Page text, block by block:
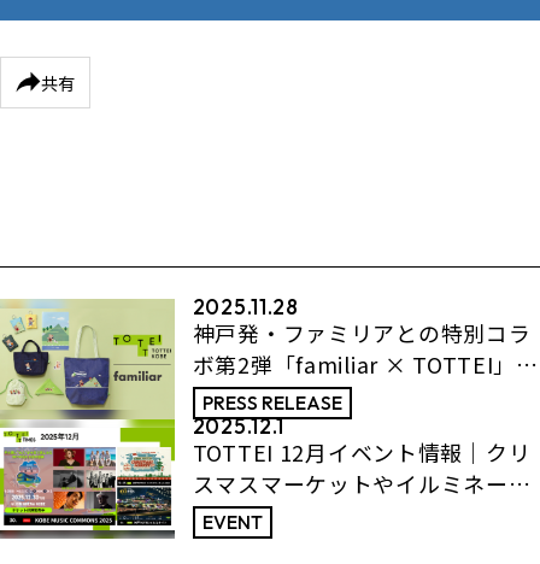
共有
2025.11.28
神戸発・ファミリアとの特別コラ
ボ第2弾「familiar × TOTTEI」バ
スケットボールモチーフの限定ア
イテムを発売！
PRESS RELEASE
2025.12.1
TOTTEI 12月イベント情報｜クリ
スマスマーケットやイルミネーシ
ョンなど12月ならではのイベント
がスタート！
EVENT